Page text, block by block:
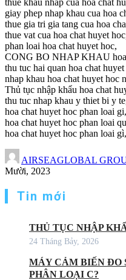
giay phep nhap khau cua hoa
thue gia tri gia tang cua hoa
thue vat cua hoa chat huyet
phan loai hoa chat huyet hoc,
CONG BO NHAP KHAU hoa
thu tuc hai quan hoa chat huyet
nhap khau hoa chat huyet hoc
Thủ tục nhập khẩu hoa chat
thu tuc nhap khau y thiet bi y
hoa chat huyet hoc phan loai gi,
hoa chat huyet hoc phan loai
hoa chat huyet hoc phan loai gì,
AIRSEAGLOBAL
Mười, 2023
Tin mới
THỦ TỤC NHẬP
24 Tháng Bảy, 2026
MÁY CẢM BIẾN ĐO
PHÂN LOẠI C?